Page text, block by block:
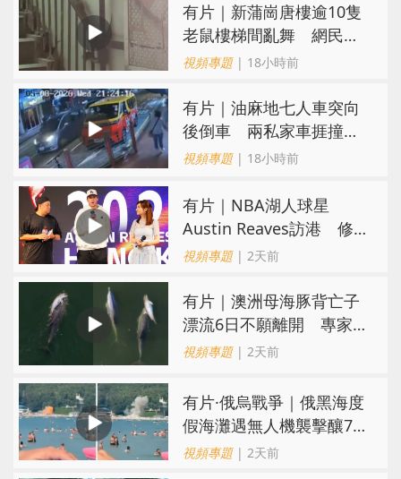
有片｜新蒲崗唐樓逾10隻
老鼠樓梯間亂舞 網民嚇
親：每次經過都要好大勇
視頻專題| 18小時前
有片｜油麻地七人車突向
後倒車 兩私家車捱撞
司機不顧而去
視頻專題| 18小時前
有片｜NBA湖人球星
Austin Reaves訪港 修
頓與青少年交流球技
視頻專題| 2天前
有片｜澳洲母海豚背亡子
漂流6日不願離開 專家：
極度悲傷下的哀悼行為
視頻專題| 2天前
​有片·俄烏戰爭｜俄黑海度
假海灘遇無人機襲擊釀7死
40傷 俄烏各執一詞
視頻專題| 2天前